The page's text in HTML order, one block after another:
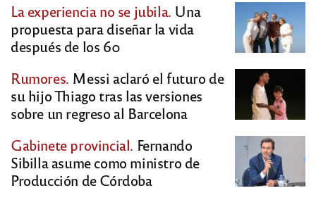
La experiencia no se jubila. Una
propuesta para diseñar la vida
después de los 60
Rumores. Messi aclaró el futuro de
su hijo Thiago tras las versiones
sobre un regreso al Barcelona
Gabinete provincial. Fernando
Sibilla asume como ministro de
Producción de Córdoba